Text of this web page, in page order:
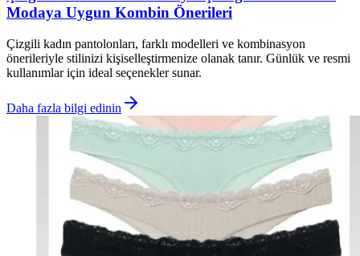
Modaya Uygun Kombin Önerileri
Çizgili kadın pantolonları, farklı modelleri ve kombinasyon
önerileriyle stilinizi kişiselleştirmenize olanak tanır. Günlük ve resmi
kullanımlar için ideal seçenekler sunar.
Daha fazla bilgi edinin